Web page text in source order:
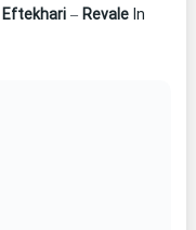
– RevaleIn